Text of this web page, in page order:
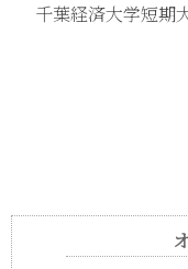
千葉経済大学短期